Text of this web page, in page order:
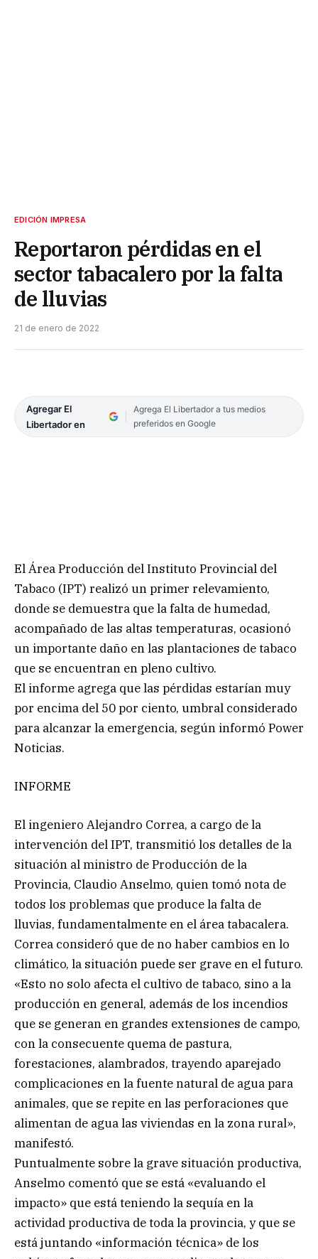
EDICIÓN IMPRESA
Reportaron pérdidas en el
sector tabacalero por la falta
de lluvias
21 de enero de 2022
Agregar El
Libertador en
Agrega El Libertador a tus medios
preferidos en Google
El Área Producción del Instituto Provincial del
Tabaco (IPT) realizó un primer relevamiento,
donde se demuestra que la falta de humedad,
acompañado de las altas temperaturas, ocasionó
un importante daño en las plantaciones de tabaco
que se encuentran en pleno cultivo.
El informe agrega que las pérdidas estarían muy
por encima del 50 por ciento, umbral considerado
para alcanzar la emergencia, según informó Power
Noticias.
INFORME
El ingeniero Alejandro Correa, a cargo de la
intervención del IPT, transmitió los detalles de la
situación al ministro de Producción de la
Provincia, Claudio Anselmo, quien tomó nota de
todos los problemas que produce la falta de
lluvias, fundamentalmente en el área tabacalera.
Correa consideró que de no haber cambios en lo
climático, la situación puede ser grave en el futuro.
«Esto no solo afecta el cultivo de tabaco, sino a la
producción en general, además de los incendios
que se generan en grandes extensiones de campo,
con la consecuente quema de pastura,
forestaciones, alambrados, trayendo aparejado
complicaciones en la fuente natural de agua para
animales, que se repite en las perforaciones que
alimentan de agua las viviendas en la zona rural»,
manifestó.
Puntualmente sobre la grave situación productiva,
Anselmo comentó que se está «evaluando el
impacto» que está teniendo la sequía en la
actividad productiva de toda la provincia, y que se
está juntando «información técnica» de los